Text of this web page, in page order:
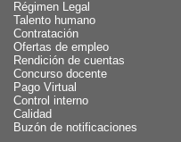
Régimen Legal
Talento humano
Contratación
Ofertas de empleo
Rendición de cuentas
Concurso docente
Pago Virtual
Control interno
Calidad
Buzón de notificaciones